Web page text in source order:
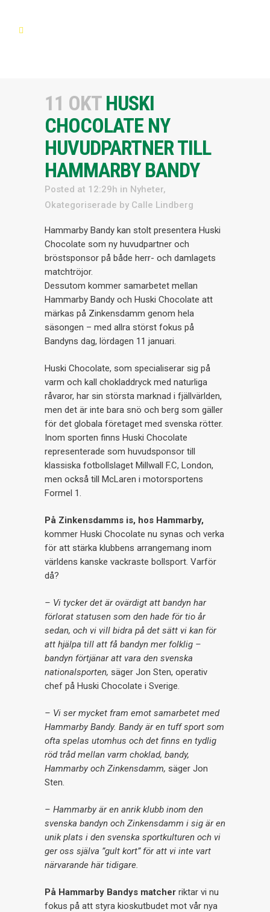
11 OKTHUSKI
CHOCOLATE NY
HUVUDPARTNER TILL
HAMMARBY BANDY
Posted at 12:29h in Nyheter,
Okategoriserade by Calle Lindberg
Hammarby Bandy kan stolt presentera Huski
Chocolate som ny huvudpartner och
bröstsponsor på både herr- och damlagets
matchtröjor.
Dessutom kommer samarbetet mellan
Hammarby Bandy och Huski Chocolate att
märkas på Zinkensdamm genom hela
säsongen – med allra störst fokus på
Bandyns dag, lördagen 11 januari.
Huski Chocolate, som specialiserar sig på
varm och kall chokladdryck med naturliga
råvaror, har sin största marknad i fjällvärlden,
men det är inte bara snö och berg som gäller
för det globala företaget med svenska rötter.
Inom sporten finns Huski Chocolate
representerade som huvudsponsor till
klassiska fotbollslaget Millwall F.C, London,
men också till McLaren i motorsportens
Formel 1.
På Zinkensdamms is, hos Hammarby,
kommer Huski Chocolate nu synas och verka
för att stärka klubbens arrangemang inom
världens kanske vackraste bollsport. Varför
då?
– Vi tycker det är ovärdigt att bandyn har
förlorat statusen som den hade för tio år
sedan, och vi vill bidra på det sätt vi kan för
att hjälpa till att få bandyn mer folklig –
bandyn förtjänar att vara den svenska
nationalsporten, säger Jon Sten, operativ
chef på Huski Chocolate i Sverige.
­– Vi ser mycket fram emot samarbetet med
Hammarby Bandy. Bandy är en tuff sport som
ofta spelas utomhus och det finns en tydlig
röd tråd mellan varm choklad, bandy,
Hammarby och Zinkensdamm, säger Jon
Sten.
– Hammarby är en anrik klubb inom den
svenska bandyn och Zinkensdamm i sig är en
unik plats i den svenska sportkulturen och vi
ger oss själva ”gult kort” för att vi inte vart
närvarande här tidigare.
På Hammarby Bandys matcher riktar vi nu
fokus på att styra kioskutbudet mot vår nya